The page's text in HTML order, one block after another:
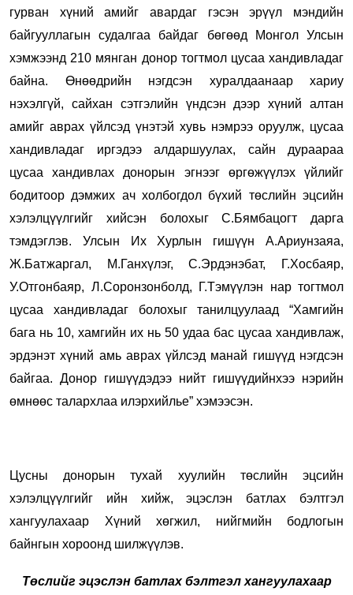
гурван хүний амийг авардаг гэсэн эрүүл мэндийн
байгууллагын судалгаа байдаг бөгөөд Монгол Улсын
хэмжээнд 210 мянган донор тогтмол цусаа хандивладаг
байна. Өнөөдрийн нэгдсэн хуралдаанаар хариу
нэхэлгүй, сайхан сэтгэлийн үндсэн дээр хүний алтан
амийг аврах үйлсэд үнэтэй хувь нэмрээ оруулж, цусаа
хандивладаг иргэдээ алдаршуулах, сайн дураараа
цусаа хандивлах донорын эгнээг өргөжүүлэх үйлийг
бодитоор дэмжих ач холбогдол бүхий төслийн эцсийн
хэлэлцүүлгийг хийсэн болохыг С.Бямбацогт дарга
тэмдэглэв. Улсын Их Хурлын гишүүн А.Ариунзаяа,
Ж.Батжаргал, М.Ганхүлэг, С.Эрдэнэбат, Г.Хосбаяр,
У.Отгонбаяр, Л.Соронзонболд, Г.Тэмүүлэн нар тогтмол
цусаа хандивладаг болохыг танилцуулаад “Хамгийн
бага нь 10, хамгийн их нь 50 удаа бас цусаа хандивлаж,
эрдэнэт хүний амь аврах үйлсэд манай гишүүд нэгдсэн
байгаа. Донор гишүүдэдээ нийт гишүүдийнхээ нэрийн
өмнөөс талархлаа илэрхийлье” хэмээсэн.
Цусны донорын тухай хуулийн төслийн эцсийн
хэлэлцүүлгийг ийн хийж, эцэслэн батлах бэлтгэл
хангуулахаар Хүний хөгжил, нийгмийн бодлогын
байнгын хороонд шилжүүлэв.
Төслийг эцэслэн батлах бэлтгэл хангуулахаар